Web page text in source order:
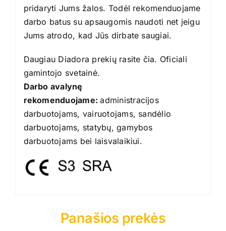
pridaryti Jums žalos. Todėl rekomenduojame
darbo batus su apsaugomis naudoti net jeigu
Jums atrodo, kad Jūs dirbate saugiai.
Daugiau Diadora prekių rasite čia. Oficiali
gamintojo svetainė.
Darbo avalynę
rekomenduojame:administracijos
darbuotojams, vairuotojams, sandėlio
darbuotojams, statybų, gamybos
darbuotojams bei laisvalaikiui.
Panašios prekės